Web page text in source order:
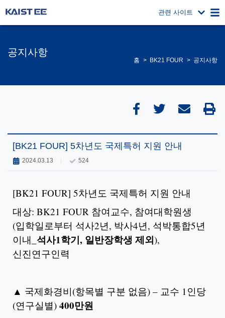
관련 사이트
공지사항
홈 BK21 FOUR 공지사항
[BK21 FOUR] 5차년도 국제특허 지원 안내
2024.03.13 524
[BK21 FOUR] 5차년도 국제특허 지원 안내
대상: BK21 FOUR 참여교수, 참여대학원생
(입학일로부터 석사2년, 박사4년, 석박통합5년
이내_ 석사1학기, 일반장학생 제외),
신진연구인력
▲ 국제화경비(항목별 구분 없음) – 교수 1인당
(연구실별) 400만원